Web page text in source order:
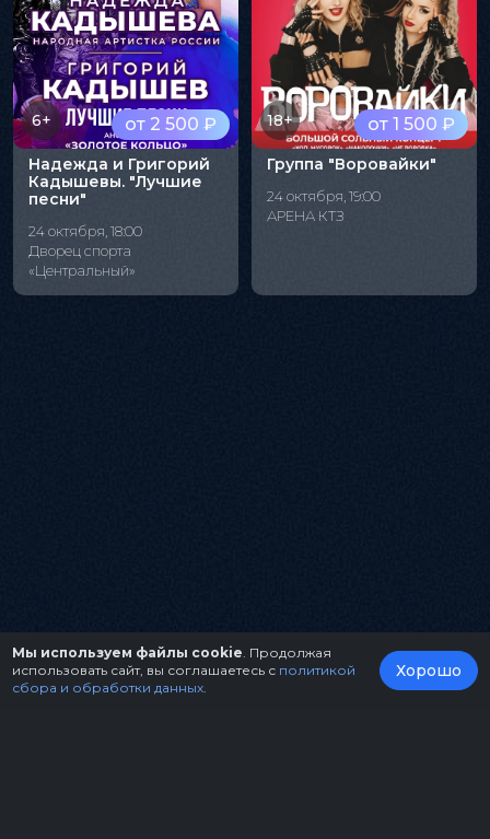
от 2 500 ₽
6+
Надежда и Григорий
Кадышевы. "Лучшие
песни"
24 октября, 18:00
Дворец спорта
«Центральный»
от 1 500 ₽
18+
Группа "Воровайки"
24 октября, 19:00
АРЕНА КТЗ
Мы используем файлы cookie . Продолжая
использовать сайт, вы соглашаетесь с политикой
сбора и обработки данных
Хорошо